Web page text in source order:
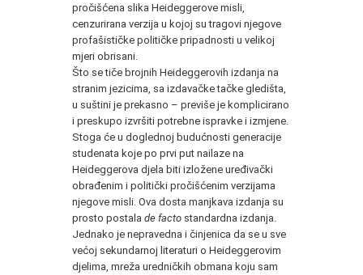
pročišćena slika Heideggerove misli,
cenzurirana verzija u kojoj su tragovi njegove
profašističke političke pripadnosti u velikoj
mjeri obrisani.
Što se tiče brojnih Heideggerovih izdanja na
stranim jezicima, sa izdavačke tačke gledišta,
u suštini je prekasno – previše je komplicirano
i preskupo izvršiti potrebne ispravke i izmjene.
Stoga će u doglednoj budućnosti generacije
studenata koje po prvi put nailaze na
Heideggerova djela biti izložene uređivački
obrađenim i politički pročišćenim verzijama
njegove misli. Ova dosta manjkava izdanja su
prosto postala de facto standardna izdanja.
Jednako je nepravedna i činjenica da se u sve
većoj sekundarnoj literaturi o Heideggerovim
djelima, mreža uredničkih obmana koju sam